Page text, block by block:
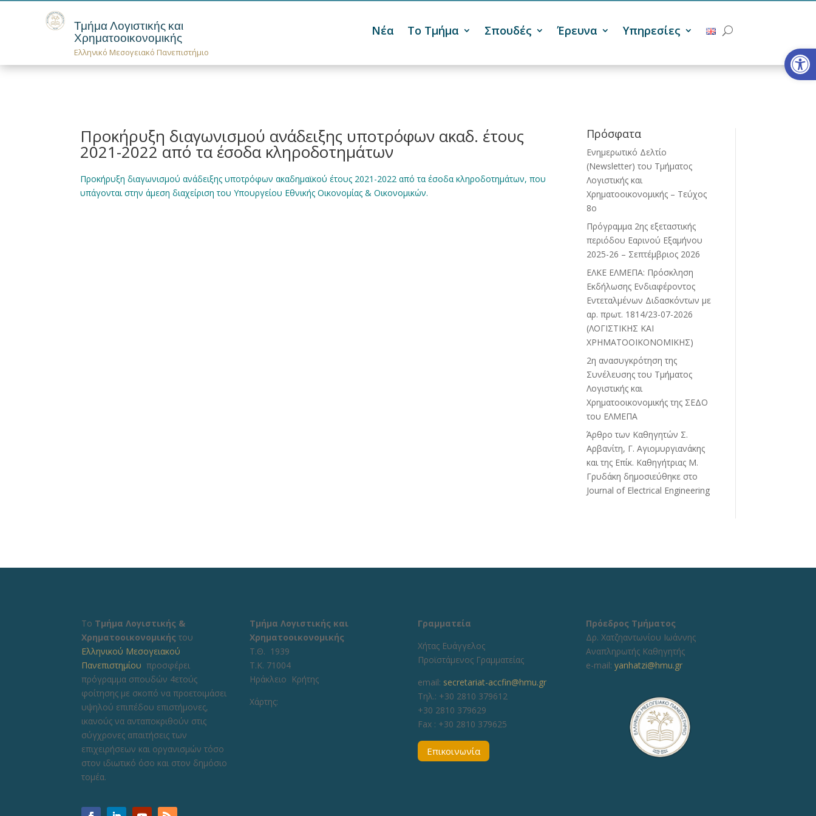
Τμήμα Λογιστικής και
Χρηματοοικονομικής
Ελληνικό Μεσογειακό Πανεπιστήμιο
Νέα Το Τμήμα Σπουδές Έρευνα Υπηρεσίες
Προκήρυξη διαγωνισμού ανάδειξης υποτρόφων ακαδ. έτους
2021-2022 από τα έσοδα κληροδοτημάτων
Προκήρυξη διαγωνισμού ανάδειξης υποτρόφων ακαδημαϊκού έτους 2021-2022 από τα έσοδα κληροδοτημάτων, που
υπάγονται στην άμεση διαχείριση του Υπουργείου Εθνικής Οικονομίας & Οικονομικών.
Πρόσφατα
Ενημερωτικό Δελτίο
(Newsletter) του Τμήματος
Λογιστικής και
Χρηματοοικονομικής – Τεύχος
8ο
Πρόγραμμα 2ης εξεταστικής
περιόδου Eαρινού Eξαμήνου
2025-26 – Σεπτέμβριος 2026
ΕΛΚΕ ΕΛΜΕΠΑ: Πρόσκληση
Εκδήλωσης Ενδιαφέροντος
Εντεταλμένων Διδασκόντων με
αρ. πρωτ. 1814/23-07-2026
(ΛΟΓΙΣΤΙΚΗΣ ΚΑΙ
ΧΡΗΜΑΤΟΟΙΚΟΝΟΜΙΚΗΣ)
2η ανασυγκρότηση της
Συνέλευσης του Τμήματος
Λογιστικής και
Χρηματοοικονομικής της ΣΕΔΟ
του ΕΛΜΕΠΑ
Άρθρο των Καθηγητών Σ.
Αρβανίτη, Γ. Αγιομυργιανάκης
και της Επίκ. Καθηγήτριας Μ.
Γρυδάκη δημοσιεύθηκε στο
Journal of Electrical Engineering
Το Τμήμα Λογιστικής &
Χρηματοοικονομικήςτου
Ελληνικού Μεσογειακού
Πανεπιστημίου προσφέρει
πρόγραμμα σπουδών 4ετούς
φοίτησης με σκοπό να προετοιμάσει
υψηλού επιπέδου επιστήμονες,
ικανούς να ανταποκριθούν στις
σύγχρονες απαιτήσεις των
επιχειρήσεων και οργανισμών τόσο
στον ιδιωτικό όσο και στον δημόσιο
τομέα.
Τμήμα Λογιστικής και
Χρηματοοικονομικής
Τ.Θ. 1939
Τ.Κ. 71004
Ηράκλειο Κρήτης
Χάρτης:
Γραμματεία
Χήτας Ευάγγελος
Προϊστάμενος Γραμματείας
email: secretariat-accfin@hmu.gr
Τηλ.: +30 2810 379612
+30 2810 379629
Fax : +30 2810 379625
Επικοινωνία
Πρόεδρος Τμήματος
Δρ. Χατζηαντωνίου Ιωάννης
Αναπληρωτής Καθηγητής
e-mail: yanhatzi@hmu.gr